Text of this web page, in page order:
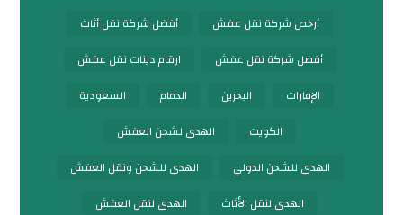
أرخص شركة نقل عفش
أفضل شركة نقل أثاث
أفضل شركة نقل عفش
ارقام دينات نقل عفش
الإمارات
البحرين الدمام
السعودية
الكويت
الهدى لشحن العفش
الهدى للشحن الدولي
الهدى للشحن ونقل العفش
الهدى لنقل الأثاث
الهدى لنقل العفش